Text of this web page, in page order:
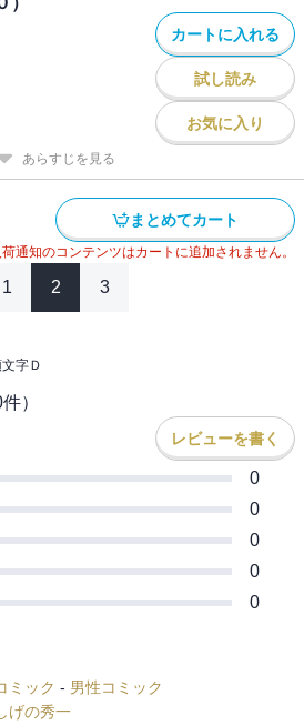
カートに入れる
試し読み
お気に入り
あらすじを見る
まとめてカート
通知のコンテンツはカートに追加されません。
1 2 3
字Ｄ
件）
レビューを書く
0
0
0
0
0
ミック - 男性コミック
げの秀一